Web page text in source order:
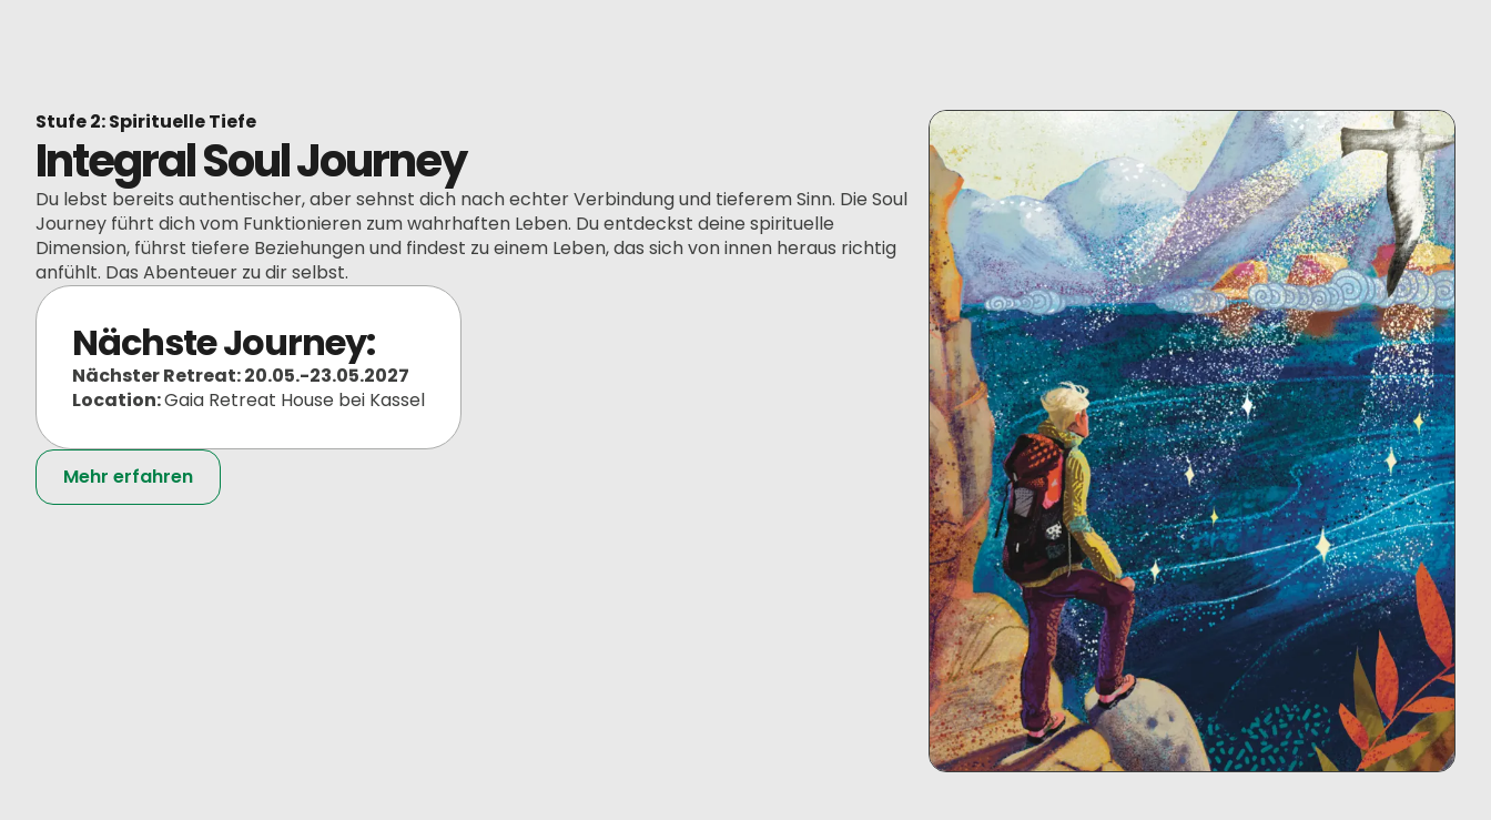
Stufe 2: Spirituelle Tiefe
Integral Soul Journey
Du lebst bereits authentischer, aber sehnst dich nach echter Verbindung und tieferem Sinn. Die Soul
Journey führt dich vom Funktionieren zum wahrhaften Leben. Du entdeckst deine spirituelle
Dimension, führst tiefere Beziehungen und findest zu einem Leben, das sich von innen heraus richtig
anfühlt. Das Abenteuer zu dir selbst.
Nächste Journey:
Nächster Retreat: 20.05.-23.05.2027
Location:Gaia Retreat House bei Kassel
Mehr erfahren